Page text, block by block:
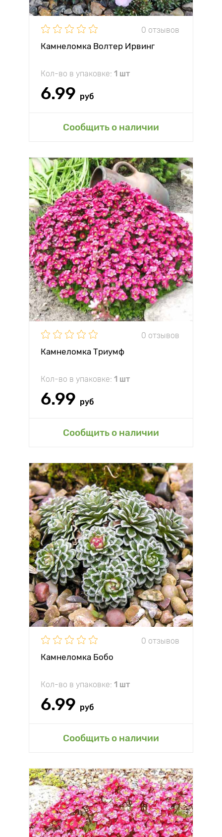
0 отзывов
Камнеломка Волтер Ирвинг
Кол-во в упаковке: 1 шт
6.99 руб
Сообщить о наличии
0 отзывов
Камнеломка Триумф
Кол-во в упаковке: 1 шт
6.99 руб
Сообщить о наличии
0 отзывов
Камнеломка Бобо
Кол-во в упаковке: 1 шт
6.99 руб
Сообщить о наличии